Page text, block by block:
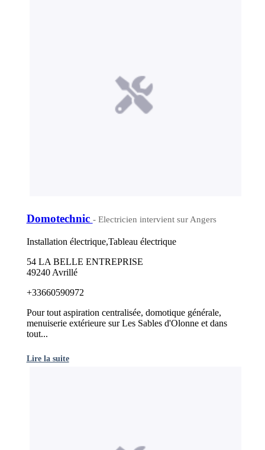
Domotechnic - Electricien intervient sur Angers
Installation électrique,Tableau électrique
54 LA BELLE ENTREPRISE
49240 Avrillé
+33660590972
Pour tout aspiration centralisée, domotique générale,
menuiserie extérieure sur Les Sables d'Olonne et dans
tout...
Lire la suite